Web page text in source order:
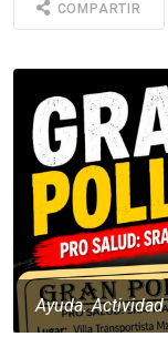
COMPARTIR
Ayuda.